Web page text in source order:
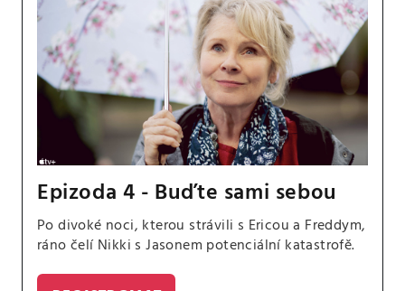
Epizoda 4 - Buďte sami sebou
Po divoké noci, kterou strávili s Ericou a Freddym,
ráno čelí Nikki s Jasonem potenciální katastrofě.